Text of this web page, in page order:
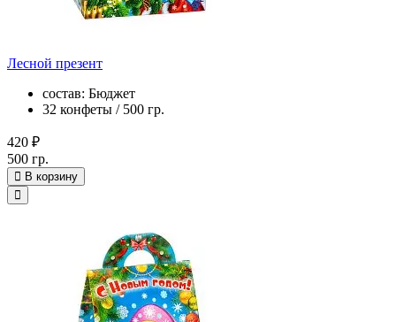
Лесной презент
состав: Бюджет
32 конфеты / 500 гр.
420 ₽
500 гр.
В корзину